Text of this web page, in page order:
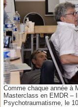
Comme chaque année à
Masterclass en EMDR –
Psychotraumatisme, le